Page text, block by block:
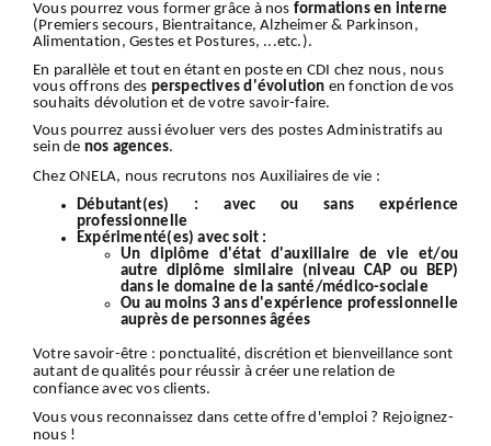
Vous pourrez vous former grâce à nos formations en interne
(Premiers secours, Bientraitance, Alzheimer & Parkinson,
Alimentation, Gestes et Postures, ...etc.).
En parallèle et tout en étant en poste en CDI chez nous, nous
vous offrons des perspectives d'évolution en fonction de vos
souhaits dévolution et de votre savoir-faire.
Vous pourrez aussi évoluer vers des postes Administratifs au
sein de nos agences.
Chez ONELA, nous recrutons nos Auxiliaires de vie :
Débutant(es) :avec ou sans expérience
professionnelle
Expérimenté(es) avec soit :
Un diplôme d'état d'auxiliaire de vie et/ou
autre diplôme similaire (niveau CAP ou BEP)
dans le domaine de la santé/médico-sociale
Ou au moins 3 ans d'expérience professionnelle
auprès de personnes âgées
Votresavoir-être : ponctualité, discrétion et bienveillance sont
autant de qualités pour réussir à créer une relation de
confiance avec vos clients.
Vous vous reconnaissez dans cette offre d'emploi ? Rejoignez-
nous!